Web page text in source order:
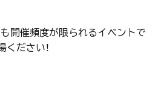
開催頻度が限られるイベントで
ださい！